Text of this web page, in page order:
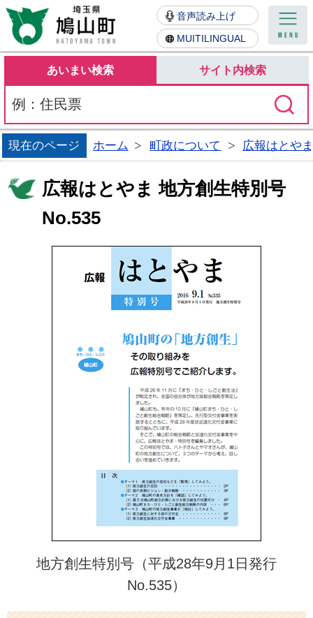
鳩山町
音声読み上げ
MUITILINGUAL
あいまい検索 サイト内検索
現在のページ ホーム 町政について 広報はとや
広報はとやま 地方創生特別号
No.535
地方創生特別号（平成28年9月1日発行
No.535）